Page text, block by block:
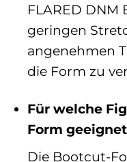
FLARED DNM
geringen
angenehmen
die Form zu
Für welche
Form
Die Bootcut-